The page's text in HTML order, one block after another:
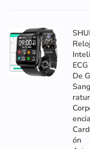
Reloj
De
encia
ón